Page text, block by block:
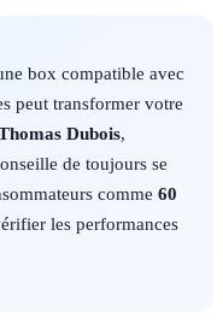
box compatible avec
peut transformer votre
Dubois,
de toujours se
comme 60
les performances